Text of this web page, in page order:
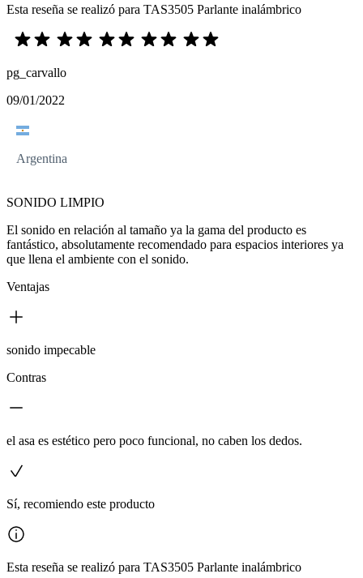
Esta reseña se realizó para TAS3505 Parlante inalámbrico
pg_carvallo
09/01/2022
Argentina
SONIDO LIMPIO
El sonido en relación al tamaño ya la gama del producto es
fantástico, absolutamente recomendado para espacios interiores ya
que llena el ambiente con el sonido.
Ventajas
sonido impecable
Contras
el asa es estético pero poco funcional, no caben los dedos.
Sí, recomiendo este producto
Esta reseña se realizó para TAS3505 Parlante inalámbrico